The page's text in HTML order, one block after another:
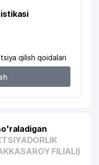
MChJ
908 м
MChJ 915 м
926 м
qilish qoidalari
FILIALI)